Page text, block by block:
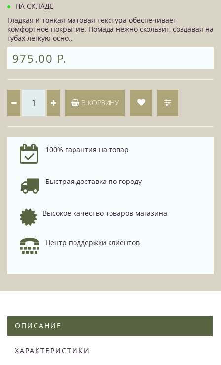
НА СКЛАДЕ
Гладкая и тонкая матовая текстура обеспечивает
комфортное покрытие. Помада нежно скользит, создавая на
губах легкую осно..
975.00 Р.
В КОРЗИНУ
100% гарантия на товар
Быстрая доставка по городу
Высокое качество товаров магазина
Центр поддержки клиентов
ОПИСАНИЕ
ХАРАКТЕРИСТИКИ